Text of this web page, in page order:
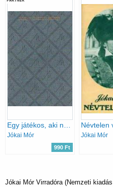
Jókai Mór
990 Ft
Névtelen
Jókai Mór
Jókai Mór Virradóra (Nemzeti